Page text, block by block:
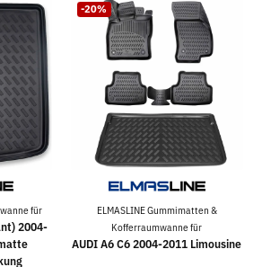
für
2004-
-20%
ELMASLINE Gummimatten &
Kofferraumwanne für
AUDI A6 C6 2004-2011 Limousine